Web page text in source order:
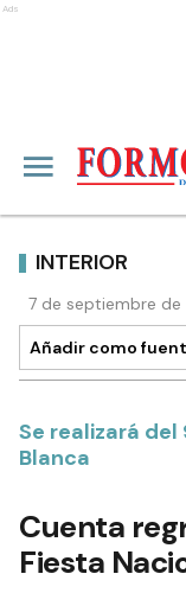
Ads
INTERIOR
7 de septiembre
Añadir como
Se realizará del
Blanca
Cuenta
Fiesta